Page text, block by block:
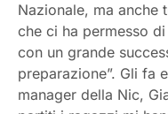
Nazionale, ma anche
che ci ha permesso
con un grande
preparazione”. Gli fa
manager della Nic,